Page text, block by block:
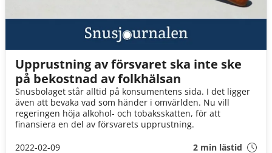
Upprustning av försvaret ska inte ske
på bekostnad av folkhälsan
Snusbolaget står alltid på konsumentens sida. I det ligger
även att bevaka vad som händer i omvärlden. Nu vill
regeringen höja alkohol- och tobaksskatten, för att
finansiera en del av försvarets upprustning.
2022-02-09
2 min lästid